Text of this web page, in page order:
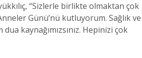
“Sizlerle birlikte olmaktan çok
Günü’nü kutluyorum. Sağlık ve
kaynağımızsınız. Hepinizi çok